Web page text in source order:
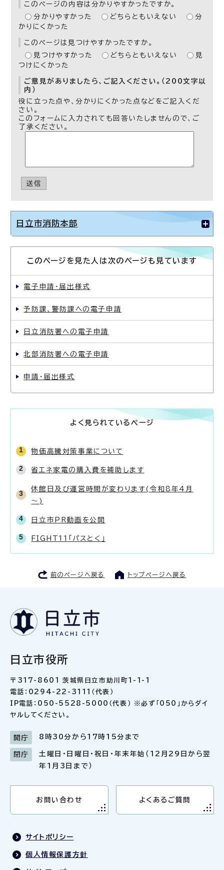
このページの内容は分かりやすかったですか。
分かりやすかった
どちらともいえない
分
かりにくかった
このページは見つけやすかったですか。
見つけやすかった
どちらともいえない
見
つけにくかった
ご意見がありましたら、ご記入ください。（200文字以
内）
役に立った点や、分かりにくかった点などをご記入くだ
さい。
このフォームに入力されても回答いたしませんので、ご
了承ください。
送信
日立市消防本部
このページを見た人は次のページも見ています
電子申請・届出様式
予防課、警防課への電子申請
日立消防署への電子申請
北部消防署への電子申請
申請・届出様式
よく見られているページ
物価高騰対策事業について
省エネ家電の購入費を補助します
休館日及び運営時間が変わります(令和8年4月
～)
日立市PR動画を公開
FIGHT11「パスとく」
前のページへ戻る トップページへ戻る
日立市役所
〒317-8601 茨城県日立市助川町1-1-1
電話：0294-22-3111（代表）
IP電話：050-5528-5000（代表） ※必ず「050」からダイ
ヤルしてください。
開庁 8時30分から17時15分まで
閉庁
土曜日・日曜日・祝日・年末年始（12月29日から翌
年1月3日まで）
お問い合わせ よくあるご質問
サイトポリシー
個人情報保護方針